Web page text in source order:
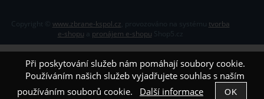
Copyright © www.zbrane-kspol.cz
tvorba
e-shopu
pronájem e-shopu
Při poskytování služeb nám pomáhají soubory cookie.
Používáním našich služeb vyjadřujete souhlas s naším
používáním souborů cookie. Další informace